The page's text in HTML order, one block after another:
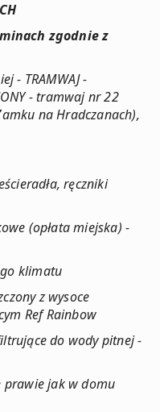
zgodnie z
- TRAMWAJ -
- tramwaj nr 22
na Hradczanach),
ręczniki
(opłata miejska) -
klimatu
z wysoce
Ref Rainbow
do wody pitnej -
prawie jak w domu